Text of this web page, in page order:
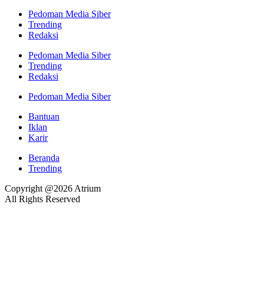
Pedoman Media Siber
Trending
Redaksi
Pedoman Media Siber
Trending
Redaksi
Pedoman Media Siber
Bantuan
Iklan
Karir
Beranda
Trending
Copyright @2026 Atrium
All Rights Reserved